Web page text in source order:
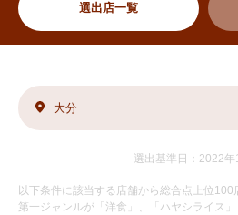
選出店一覧
大分
選出基準日：2022年
以下条件に該当する店舗から総合点上位100
第一ジャンルが「洋食」、「ハヤシライス